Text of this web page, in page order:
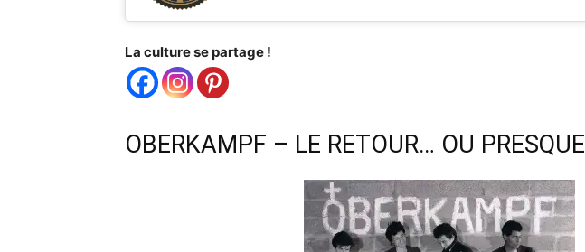
La culture se partage !
OBERKAMPF – LE RETOUR… OU PRESQUE